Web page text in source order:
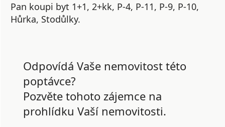
Pan koupi byt 1+1, 2+kk, P-4, P-11, P-9, P-10,
Hůrka, Stodůlky.
Odpovídá Vaše nemovitost této
poptávce?
Pozvěte tohoto zájemce na
prohlídku Vaší nemovitosti.